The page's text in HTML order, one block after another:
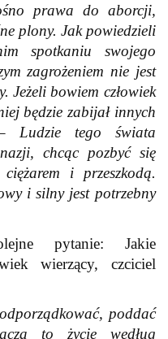
prawa do aborcji,
plony. Jak powiedzieli
spotkaniu swojego
zagrożeniem nie jest
Jeżeli bowiem człowiek
będzie zabijał innych
–Ludzie tego świata
chcąc pozbyć się
i przeszkodą.
i silny jest potrzebny
pytanie: Jakie
wierzący, czciciel
poddać
to życie według